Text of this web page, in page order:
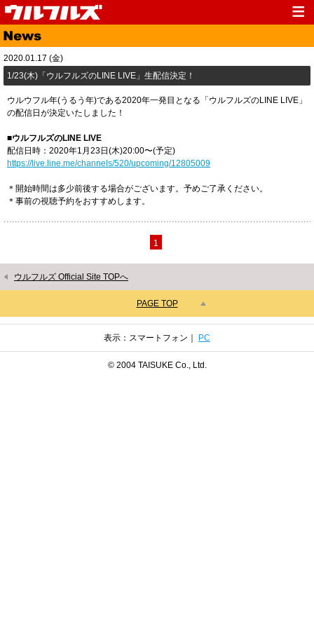
Top
Media Live
Contact Link
2020.01.17 (金)
1/23(木)「ウルフルズのLINE LIVE」生配信決定！
ウルウフル年(うるう年)である2020年一発目となる「ウルフルズのLINE LIVE」
の配信日が決定いたしました！
■ウルフルズのLINE LIVE
配信日時：2020年1月23日(木)20:00〜(予定)
https://live.line.me/channels/520/upcoming/12805009
＊開始時間は多少前後する場合がございます。予めご了承ください。
＊事前の視聴予約をおすすめします。
1
ウルフルズ Official Site TOPへ
PAGE TOP
表示：スマートフォン｜ PC
© 2004 TAISUKE Co., Ltd.